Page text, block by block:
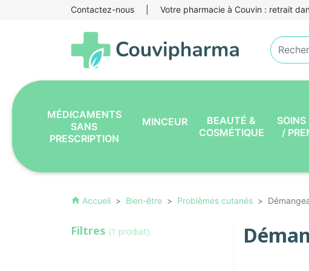
Contactez-nous Votre pharmacie à Couvin : retrait
MÉDICAMENTS
SANS
PRESCRIPTION
MINCEUR
BEAUTÉ &
COSMÉTIQUE
/
home Accueil Bien-être Problèmes cutanés
Filtres (1 produit)